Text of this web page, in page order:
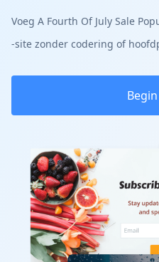
Voeg A Fourth Of July Sale
-site zonder codering of